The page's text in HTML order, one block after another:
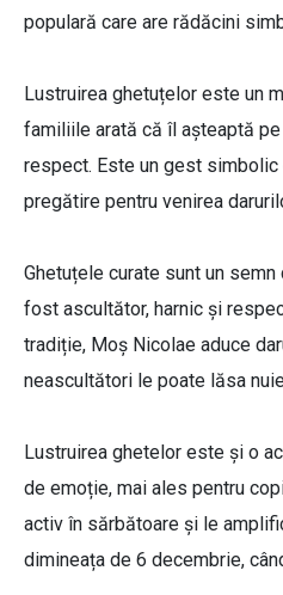
populară care are rădăcini
Lustruirea ghetuțelor este un
familiile arată că îl așteaptă
respect. Este un gest
pregătire pentru venirea
Ghetuțele curate sunt un
fost ascultător, harnic și
tradiție, Moș Nicolae aduce
neascultători le poate lăsa
Lustruirea ghetelor este și o
de emoție, mai ales pentru
activ în sărbătoare și le
dimineața de 6 decembrie,